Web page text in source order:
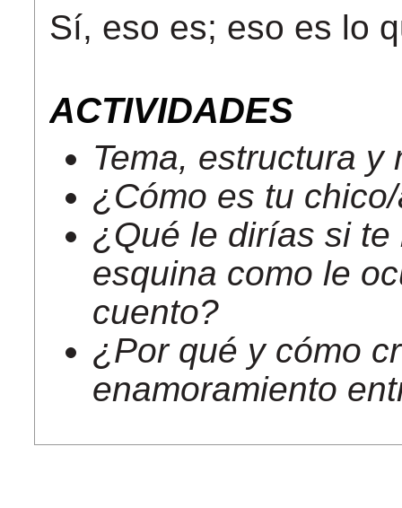
Sí, eso es; eso es lo
ACTIVIDADES
Tema, estructura y
¿Cómo es tu
¿Qué le dirías si
esquina como le
cuento?
¿Por qué y cómo
enamoramiento